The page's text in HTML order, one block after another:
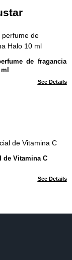
de fragancia
See Details
de Vitamina C
See Details